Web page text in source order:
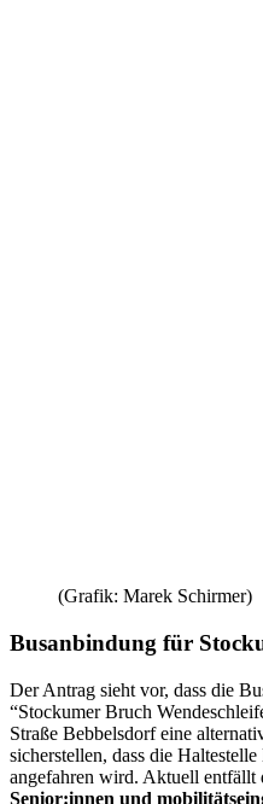
(Grafik: Marek Schirmer)
Busanbindung für
Der Antrag sieht vor, dass die
“Stockumer Bruch
Straße Bebbelsdorf eine
sicherstellen, dass die
angefahren wird. Aktuell entfällt
Senior:innen und